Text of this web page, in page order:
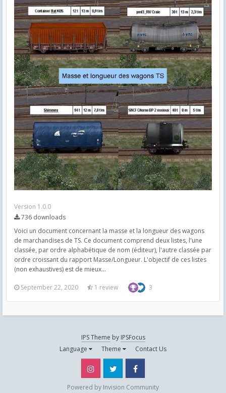
Version 1.0.0
736 downloads
Voici un document concernant la masse et la longueur des wagons
de marchandises de TS. Ce document comprend deux listes, l'une
classée, par ordre alphabétique de nom (éditeur), l'autre classée par
ordre croissant du rapport Masse/Longueur. L'objectif de ces listes
(non exhaustives) est de mieux...
September 22, 2020 1 review 3
IPS Theme by IPSFocus
Language
Theme Contact Us
Instagram Twitter
Powered by Invision Community